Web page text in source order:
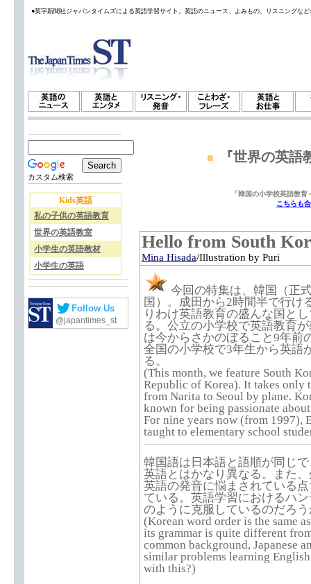
●英字新聞社ジャパンタイムズによる英語学習サイト。英語のニュース、よみもの、リスニングな
カスタム検索
Kids英語
私の子供の英語教育
世界の英語教室
小学生の英語教材
小学生の英語
Follow Us
@japantimes_st
■ 『世界の英
「韓国の小学校英語教
こちらも
Hello from South
Mina Hisada/Illustration by Puri
今回の特集は、韓国（正
国）。成田から2時間半で行け
りわけ英語教育の盛んな国と
る。公立の小学校で英語教育
は今からさかのぼること9年前
全国の小学校で3年生から英語
る。
(This month, we feature South
Republic of Korea). It takes only
from Narita to Seoul by plane.
known for being passionate
For nine years now (from 1997),
taught to elementary school
韓国語は日本語と語順が同じ
英語とはかなり異なる。また
英語の発音に悩まされている
ている。英語学習におけるハ
のように克服しているのだろ
(Korean word order is the same
its grammar is quite different
common background, Japanese
similar problems learning
with this?)